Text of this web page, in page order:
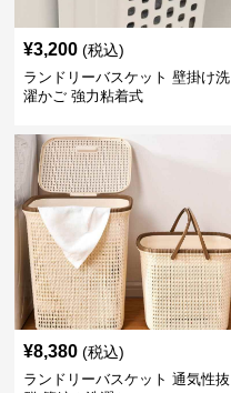
¥3,200 (税込)
ランドリーバスケット 壁掛け洗
濯かご 強力粘着式
¥8,380 (税込)
ランドリーバスケット 通気性抜